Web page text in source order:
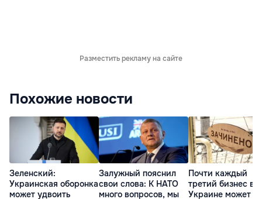
Разместить рекламу на сайте
Похожие новости
Зеленский:
Украинская оборонка
может удвоить
Залужный пояснил
свои слова: К НАТО
много вопросов, мы
Почти каждый
третий бизнес в
Украине может